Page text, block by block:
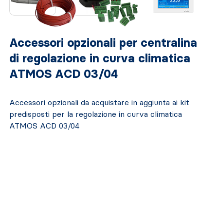
Accessori opzionali per centralina
di regolazione in curva climatica
ATMOS ACD 03/04
Accessori opzionali da acquistare in aggiunta ai kit
predisposti per la regolazione in curva climatica
ATMOS ACD 03/04